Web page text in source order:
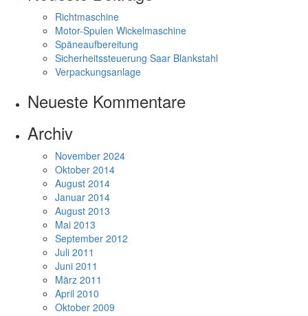
Richtmaschine
Motor-Spulen Wickelmaschine
Späneaufbereitung
Sicherheitssteuerung Saar Blankstahl
Verpackungsanlage
Neueste Kommentare
Archiv
November 2024
Oktober 2014
August 2014
Januar 2014
August 2013
Mai 2013
September 2012
Juli 2011
Juni 2011
März 2011
April 2010
Oktober 2009